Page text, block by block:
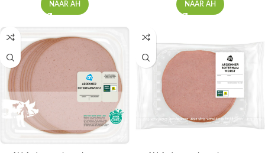
NAAR AH NAAR AH